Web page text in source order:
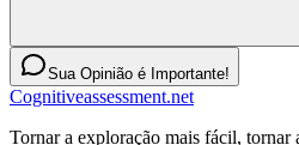
Sua Opinião é Importante!
Cognitiveassessment.net
Tornar a exploração mais fácil, tornar